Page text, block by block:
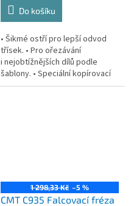
Do košíku
• Šikmé ostří pro lepší odvod
třísek. • Pro ořezávání
i nejobtížnějších dílů podle
šablony. • Speciální kopírovací
ložisko na čele frézy. S extra
1 298,33 Kč –5 %
CMT C935 Falcovací fréza